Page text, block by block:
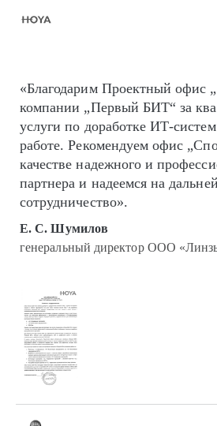
«Благодарим Проектный офис
компании „Первый БИТ“ за
услуги по доработке ИТ-
работе. Рекомендуем офис
качестве надежного и
партнера и надеемся на
сотрудничество».
Е. С. Шумилов
генеральный директор ООО